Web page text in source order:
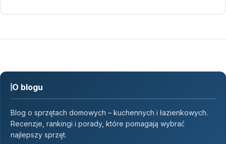
O blogu
Blog o sprzętach domowych – kuchennych i łazienkowych.
Recenzje, rankingi i porady, które pomagają wybrać
najlepszy sprzęt.